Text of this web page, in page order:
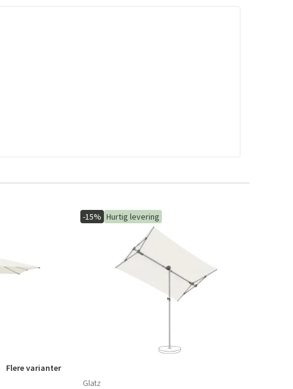
Flere varianter
-15% Hurtig levering
Glatz